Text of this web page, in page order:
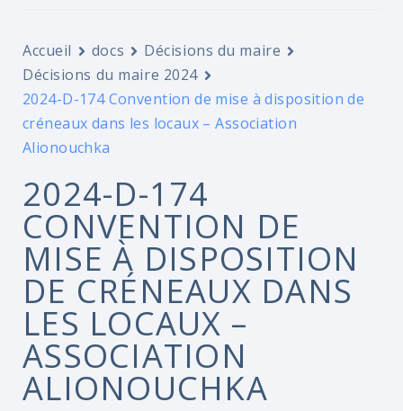
Accueil docs
Décisions du maire
Décisions du maire 2024
2024-D-174 Convention de mise à disposition de
créneaux dans les locaux – Association
Alionouchka
2024-D-174
CONVENTION DE
MISE À DISPOSITION
DE CRÉNEAUX DANS
LES LOCAUX –
ASSOCIATION
ALIONOUCHKA